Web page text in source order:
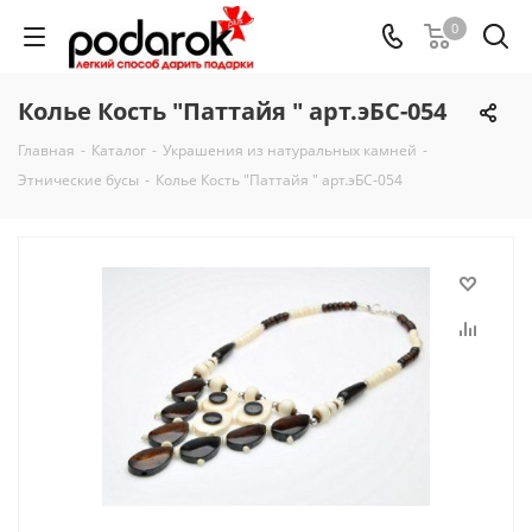
0
Колье Кость "Паттайя " арт.эБС-054
Главная - Каталог - Украшения из натуральных камней -
Этнические бусы - Колье Кость "Паттайя " арт.эБС-054